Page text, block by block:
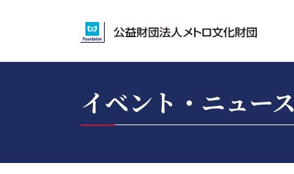
イベント・ニュース